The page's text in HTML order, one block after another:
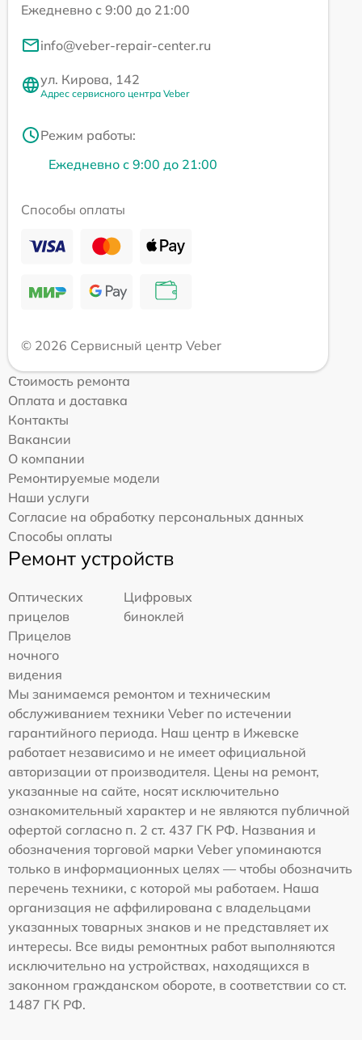
Ежедневно с 9:00 до 21:00
info@veber-repair-center.ru
ул. Кирова, 142
Адрес сервисного центра Veber
Режим работы:
Ежедневно с 9:00 до 21:00
Способы оплаты
© 2026 Сервисный центр Veber
Стоимость ремонта
Оплата и доставка
Контакты
Вакансии
О компании
Ремонтируемые модели
Наши услуги
Согласие на обработку персональных данных
Способы оплаты
Ремонт устройств
Оптических
прицелов
Цифровых
биноклей
Прицелов
ночного
видения
Мы занимаемся ремонтом и техническим
обслуживанием техники Veber по истечении
гарантийного периода. Наш центр в Ижевске
работает независимо и не имеет официальной
авторизации от производителя. Цены на ремонт,
указанные на сайте, носят исключительно
ознакомительный характер и не являются публичной
офертой согласно п. 2 ст. 437 ГК РФ. Названия и
обозначения торговой марки Veber упоминаются
только в информационных целях — чтобы обозначить
перечень техники, с которой мы работаем. Наша
организация не аффилирована с владельцами
указанных товарных знаков и не представляет их
интересы. Все виды ремонтных работ выполняются
исключительно на устройствах, находящихся в
законном гражданском обороте, в соответствии со ст.
1487 ГК РФ.